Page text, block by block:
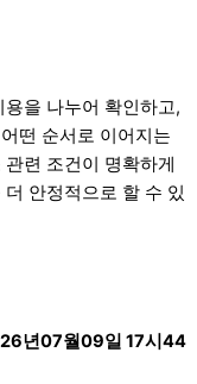
을 나누어 확인하고,
떤 순서로 이어지는
련 조건이 명확하게
안정적으로 할 수 있
년07월09일 17시44